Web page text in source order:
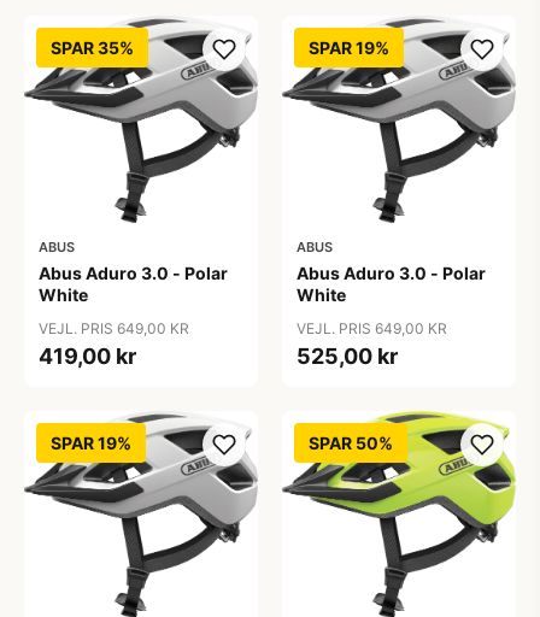
SPAR 35%
ABUS
Abus Aduro 3.0 - Polar
White
VEJL. PRIS 649,00 KR
419,00 kr
SPAR 19%
ABUS
Abus Aduro 3.0 - Polar
White
VEJL. PRIS 649,00 KR
525,00 kr
SPAR 19% SPAR 50%